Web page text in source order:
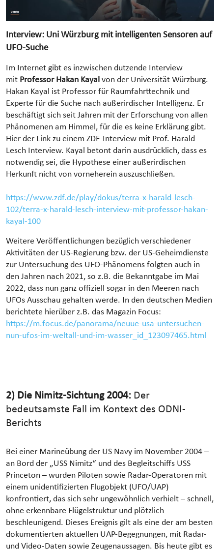
Interview: Uni Würzburg mit intelligenten Sensoren auf
UFO-Suche
Im Internet gibt es inzwischen dutzende Interview
mit Professor Hakan Kayal von der Universität Würzburg.
Hakan Kayal ist Professor für Raumfahrttechnik und
Experte für die Suche nach außerirdischer Intelligenz. Er
beschäftigt sich seit Jahren mit der Erforschung von allen
Phänomenen am Himmel, für die es keine Erklärung gibt.
Hier der Link zu einem ZDF-Interview mit Prof. Harald
Lesch Interview. Kayal betont darin ausdrücklich, dass es
notwendig sei, die Hypothese einer außerirdischen
Herkunft nicht von vorneherein auszuschließen.
https://www.zdf.de/play/dokus/terra-x-harald-lesch-
102/terra-x-harald-lesch-interview-mit-professor-hakan-
kayal-100
Weitere Veröffentlichungen bezüglich verschiedener
Aktivitäten der US-Regierung bzw. der US-Geheimdienste
zur Untersuchung des UFO-Phänomens folgten auch in
den Jahren nach 2021, so z.B. die Bekanntgabe im Mai
2022, dass nun ganz offiziell sogar in den Meeren nach
UFOs Ausschau gehalten werde. In den deutschen Medien
berichtete hierüber z.B. das Magazin Focus:
https://m.focus.de/panorama/neuue-usa-untersuchen-
nun-ufos-im-weltall-und-im-wasser_id_123097465.html
2) Die Nimitz-Sichtung 2004: Der
bedeutsamste Fall im Kontext des ODNI-
Berichts
Bei einer Marine­übung der US Navy im November 2004 –
an Bord der „USS Nimitz“ und des Begleitschiffs USS
Princeton – wurden Piloten sowie Radar-Operatoren mit
einem unidentifizierten Flugobjekt (UFO/UAP)
konfrontiert, das sich sehr ungewöhnlich verhielt – schnell,
ohne erkennbare Flügelstruktur und plötzlich
beschleunigend. Dieses Ereignis gilt als eine der am besten
dokumentierten aktuellen UAP-Begegnungen, mit Radar-
und Video-Daten sowie Zeugenaussagen. Bis heute gibt es